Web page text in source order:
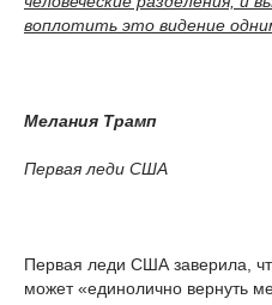
воплотить это видение
Мелания Трамп
Первая леди США
Первая леди США заверила,
может «единолично вернуть